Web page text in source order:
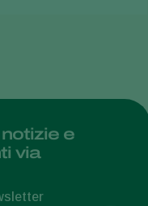
e
via